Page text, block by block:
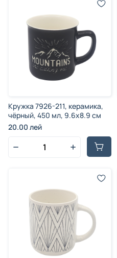
Кружка 7926-211, керамика,
чёрный, 450 мл, 9.6x8.9 см
20.00 лей